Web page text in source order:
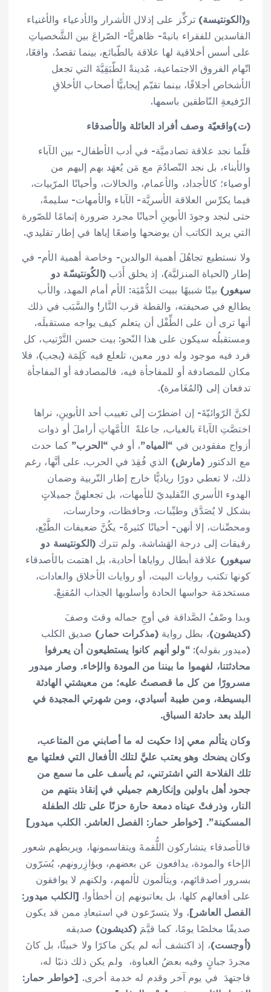
و(الكونتيسة) تركِّز على إذلال الأشرار والأدعياء والأغنياء
الفاسدين للفقراء بانيةً- ظاهريًّا- الصّراعَ بين الشَّخصياتِ
على أسس أخلاقية لها علاقة بالطّبائع، بينما تقصدُ، واقعًا،
اتّهام الفروق الاجتماعية، مُدينةً الطّبَقِيَّةَ التي تجعل
الأشخاص أجلافًا، بينما تقيّم إيجابيًّا أصحاب الأخلاقِ
الرّفيعةِ النّاطقين باسمها.
(ت)واقعيّة وصف أفراد العائلة والأصدقاء
قلّما نجد علاقة تصادميَّة- في أدب الأطفال- بين الآباء
والأبناء، بل نجد التّصادُمَ مع مَن يُعهَد بهم إليهم من
أوصياء؛ كالأجداد، والأعمام، والخالات، وأحيانًا المرّبيات،
فيما يكرِّس العلاقة الأسريَّة- الآباء والأمهات- سليمةً،
حتى لنجد وجودَ الأبوينِ أحيانًا مجرد ضرورة إتمامًا للصّورة
التي يريد الكاتب أن يوضحها واضعًا إياها في إطار تقليدي.
ولا نستطيع تجاهُلَ أهمية الوالدين- وخاصة أهمية الأم- في
إطار (الحياة المنزليَّة)، إذ يخلق أَدَب(الكُونتيسّة دو
سيغور) بيتًا شبيهًا ببيت الدُّمْيَة: الأم أمام المهد، والأب
يطالع في صحيفته، والقطة قرب النَّار! والسَّبَب في ذلك
أنها ترى أن على الطِّفْل أن يتعلم كيف يواجه مستقبلَه.
ومستقبلُه سيكون على هذا النّحو: بيت حسن التَّرْتيب، كل
فرد فيه موجود وله دور معين، تلعلع فيه كَلِمَة (يجب)، فلا
مكان للمصادفة أو للمفاجأة فيه، فالمصادفة أو المفاجأة
تدفعان إلى (المُغَامرة).
لكنَّ الرّوائيّةَ- إن اضطرّت إلى تغييب أحد الأبوينِ، نراها
اختصَّتِ الآباءَ بالغياب، جاعلةً الأمَّهاتِ أراملَ أو ذوات
أزواج مفقودين في “المياه”، أو في “الحرب” كما حدث
مع الدكتور (مارش) الذي فُقِدَ في الحرب. على أنَّها، رغم
ذلك، لا تعطي دورًا رياديًّا خارج إطار التّربية وضمان
الهدوء الأسري التّقليديّ للأمهات، بل تجعلهنَّ جميلاتٍ
بشكل لا يُصَدَّق وطيِّبات، وحافظات، وحارسات،
ومحصِّنات، إلا أنهن- أحيانًا كثيرةً- يكُنَّ ضعيفات الطَّبْع،
رقيقات إلى درجة الهَشاشة. ولم تترك (الكونتيسة دو
سيغور) علاقة أبطال رواياها أحادية، بل اهتمت بالأصدقاء
كونها تكتب روايات البيت، أو روايات الأخلاق والعادات،
مستخدمَة حواسها الحادة وأسلوبها الجذاب المُقنِعْ.
وبدا وصْفُ الصَّداقة في أوجِ جماله وقتَ وصفَ
(كديشون)، بطل رواية (مذكرات حمار) صديق الكلب
(ميدور بقوله):“ولو أنهم كانوا يستطيعون أن يعرفوا
محادثتنا، لفهموا ما بيننا من المودة والإخاء. وصار ميدور
مسرورًا من كل ما قصصتُ عليه؛ من معيشتي الهادئة
البسيطة، ومن طيبة أسيادي، ومن شهرتي المجيدة في
البلد بعد حادثة السباق.
وكان يتألم معي إذا حكيت له ما أصابني من المتاعب،
وكان يضحك وهو يعتب عليَّ لتلك الأفعال التي فعلتها مع
تلك الفلاحة التي اشترتني، ثم يأسف على ما سمع من
جحود أهل باولين وإنكارهم جميلي في إنقاذ بنتهم من
النار، وذرفتْ عيناه دمعة حارة حزنًا على تلك الطفلة
المسكينة”. [خواطر حمار: الفصل العاشر. الكلب ميدور]
فالأصدقاء يتشاركون اللُّقمةَ ويتقاسمونها، ويربطهم شعور
الإخاء والمودة، يدافعون عن بعضهم، ويؤازِرونهم. يُسَرّون
بسرور أصدقائهم، ويتألمون لألمهم، ولكنهم لا يوافقون
على أفعالهم كلها، بل يعاتبونهم إن أخطأوا. [الكلب ميدور:
الفصل العاشر]، ولا يتسرّعون في استبعادِ ممن قد يكون
صديقًا مخلصًا يومًا، كما قيَّمَ (كديشون) صديقه
(أوجست)، إذ اكتشف أنه لم يكن ماكرًا ولا خبيثًا، بل كانَ
مجردَ جبانٍ وفيه بعضُ الغباوة، ولم يكن ذلك ذنبًا له،
فاجتهدَ في يوم آخر وقدم له خدمة أخرى. [خواطر حمار: